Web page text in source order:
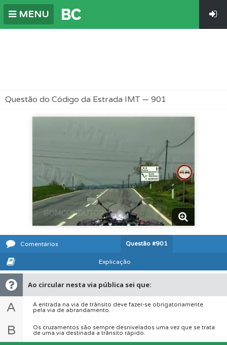
MENU
Questão do Código da Estrada IMT — 901
Comentários Questão #901
Explicação
Ao circular nesta via pública sei que:
A
A entrada na via de trânsito deve fazer-se obrigatoriamente
pela via de abrandamento.
B
Os cruzamentos são sempre desnivelados uma vez que se trata
de uma via destinada a trânsito rápido.